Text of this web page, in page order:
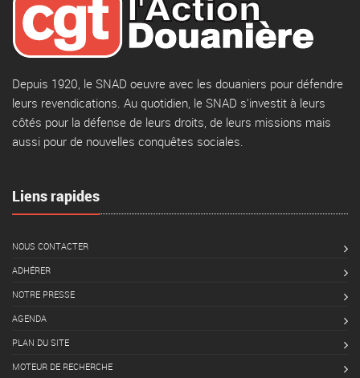
Depuis 1920, le SNAD oeuvre avec les douaniers pour défendre
leurs revendications. Au quotidien, le SNAD s'investit à leurs
côtés pour la défense de leurs droits, de leurs missions mais
aussi pour de nouvelles conquêtes sociales.
Liens rapides
NOUS CONTACTER
ADHÉRER
NOTRE PRESSE
AGENDA
PLAN DU SITE
MOTEUR DE RECHERCHE